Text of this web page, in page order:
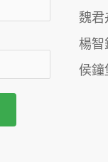
魏君
楊智
侯鐘